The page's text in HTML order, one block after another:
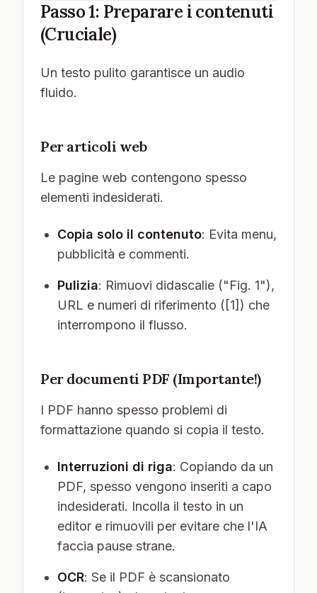
Passo 1: Preparare i contenuti
(Cruciale)
Un testo pulito garantisce un audio
fluido.
Per articoli web
Le pagine web contengono spesso
elementi indesiderati.
Copia solo il contenuto: Evita menu,
pubblicità e commenti.
Pulizia: Rimuovi didascalie ("Fig. 1"),
URL e numeri di riferimento ([1]) che
interrompono il flusso.
Per documenti PDF (Importante!)
I PDF hanno spesso problemi di
formattazione quando si copia il testo.
Interruzioni di riga: Copiando da un
PDF, spesso vengono inseriti a capo
indesiderati. Incolla il testo in un
editor e rimuovili per evitare che l'IA
faccia pause strane.
OCR: Se il PDF è scansionato